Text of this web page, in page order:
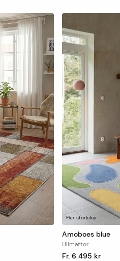
Fler storlekar
Amoboes blue
Ullmattor
Fr. 6 495 kr